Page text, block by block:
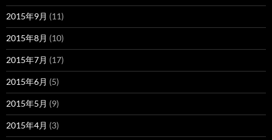
2015年9月 (11)
2015年8月 (10)
2015年7月 (17)
2015年6月 (5)
2015年5月 (9)
2015年4月 (3)